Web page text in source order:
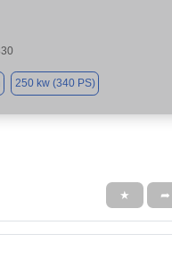
250 kw (340 PS)
★ ➦